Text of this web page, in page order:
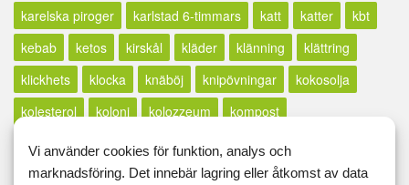
karelska piroger karlstad 6-timmars katt katter
kbt
kebab
ketos kirskål kläder klänning
klättring
klickhets
klocka knäböj knipövningar
kokosolja
kolesterol
koloni kolozzeum
kompost
konditionsträning
konsert konst
konstutställning
körkort
korv kost kostplanering
kostschema
Vi använder cookies för funktion, analys och
marknadsföring. Det innebär lagring eller åtkomst av data